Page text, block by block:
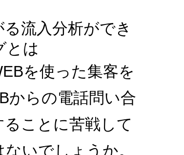
流入分析ができ
とは
を使った集客を
からの電話問い合
ことに苦戦して
いでしょうか。